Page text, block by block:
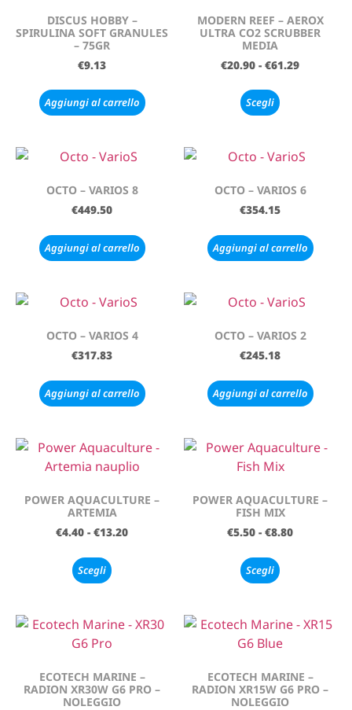
DISCUS HOBBY –
SPIRULINA SOFT GRANULES
– 75GR
€9.13
Aggiungi al carrello
MODERN REEF – AEROX
ULTRA CO2 SCRUBBER
MEDIA
€20.90 - €61.29
Scegli
OCTO – VARIOS 8
€449.50
Aggiungi al carrello
OCTO – VARIOS 6
€354.15
Aggiungi al carrello
OCTO – VARIOS 4
€317.83
Aggiungi al carrello
OCTO – VARIOS 2
€245.18
Aggiungi al carrello
POWER AQUACULTURE –
ARTEMIA
€4.40 - €13.20
Scegli
POWER AQUACULTURE –
FISH MIX
€5.50 - €8.80
Scegli
ECOTECH MARINE –
RADION XR30W G6 PRO –
NOLEGGIO
ECOTECH MARINE –
RADION XR15W G6 PRO –
NOLEGGIO